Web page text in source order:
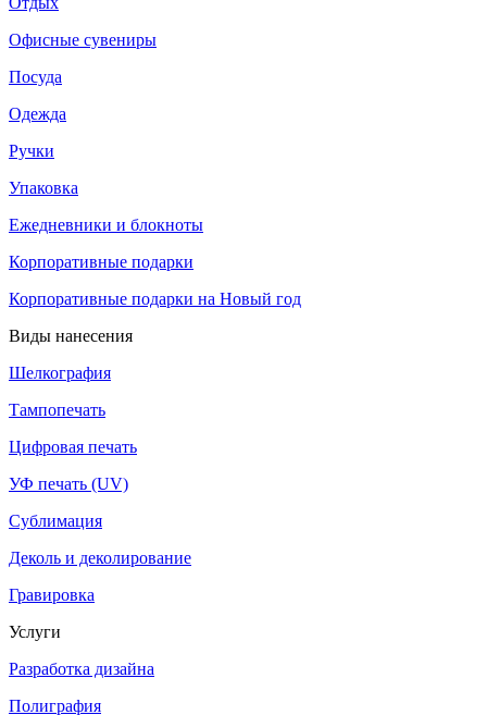
Офисные сувениры
Посуда
Одежда
Ручки
Упаковка
Ежедневники и блокноты
Корпоративные подарки
Корпоративные подарки на Новый год
Виды нанесения
Шелкография
Тампопечать
Цифровая печать
УФ печать (UV)
Сублимация
Деколь и деколирование
Гравировка
Услуги
Разработка дизайна
Полиграфия